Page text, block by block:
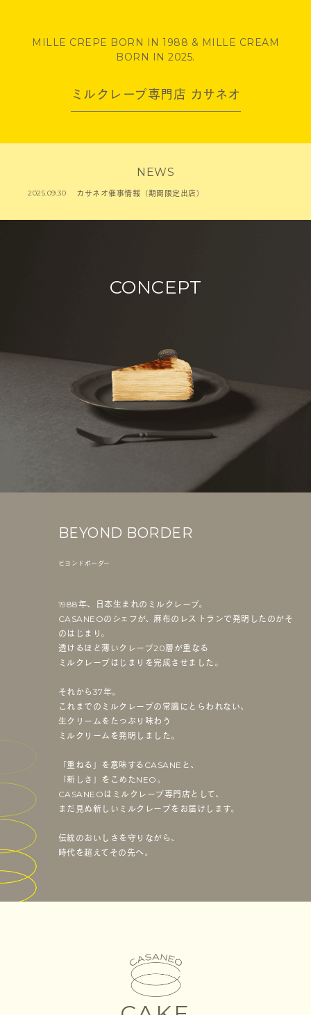
クリームや果肉やクッキーなどの素材を、分厚い層にたっぷり
重ねたミルクリーム
伝統のおいしさを守りながら、時代を超えてその先へ。
MILLE CREPE BORN IN 1988 & MILLE CREAM
BORN IN 2025.
薄焼きクレープ皮とバニラが香るクッキーを交互に重ねた、新
食感クッキークレープサンドクッキー
ミルクレープ専門店 カサネオ
NEWS
2025.09.30 カサネオ催事情報（期間限定出店）
CONCEPT
BEYOND BORDER
ビヨンドボーダー
1988年、日本生まれのミルクレープ。
CASANEOのシェフが、麻布のレストランで発明したのがそ
のはじまり。
透けるほど薄いクレープ20層が重なる
ミルクレープはじまりを完成させました。
それから37年。
これまでのミルクレープの常識にとらわれない、
生クリームをたっぷり味わう
ミルクリームを発明しました。
「重ねる」を意味するCASANEと、
「新しさ」をこめたNEO。
CASANEOはミルクレープ専門店として、
まだ見ぬ新しいミルクレープをお届けします。
伝統のおいしさを守りながら、
時代を超えてその先へ。